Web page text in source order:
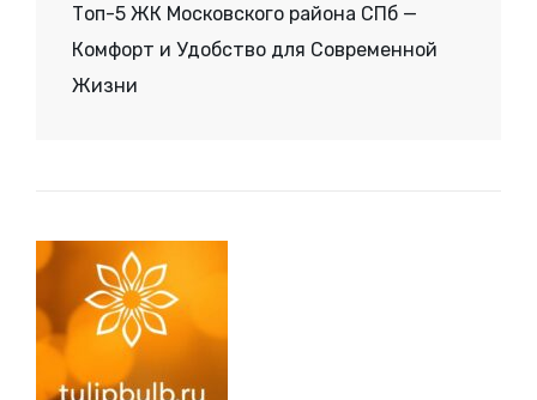
Топ-5 ЖК Московского района СПб —
Комфорт и Удобство для Современной
Жизни